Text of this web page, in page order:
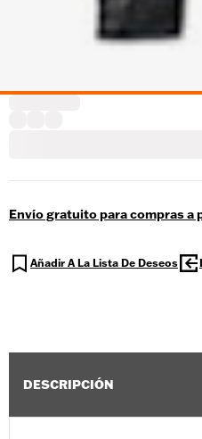
Envío gratuito para compras a
Añadir A La Lista De Deseos
DESCRIPCIÓN